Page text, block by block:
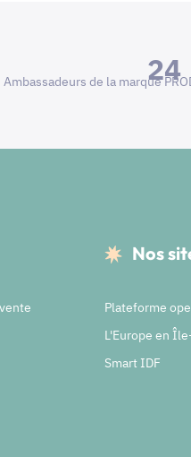
24
Ambassadeurs de la marque
Nos
Plateforme
L'Europe en
Smart IDF